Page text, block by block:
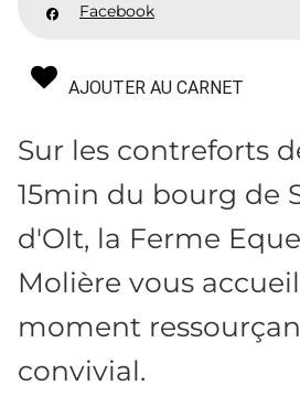
Facebook
AJOUTER AU CARNET
Sur les contreforts
15min du bourg de
d'Olt, la Ferme
Molière vous
moment
convivial.